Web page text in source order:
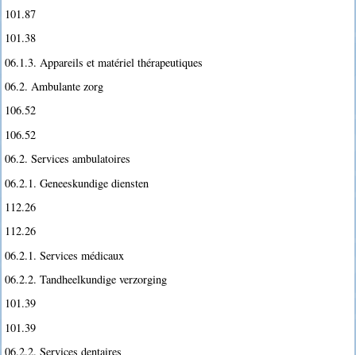
101.87
101.38
06.1.3. Appareils et matériel thérapeutiques
06.2. Ambulante zorg
106.52
106.52
06.2. Services ambulatoires
06.2.1. Geneeskundige diensten
112.26
112.26
06.2.1. Services médicaux
06.2.2. Tandheelkundige verzorging
101.39
101.39
06.2.2. Services dentaires